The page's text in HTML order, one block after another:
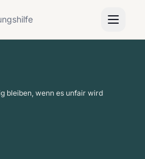
bleiben, wenn es unfair wird